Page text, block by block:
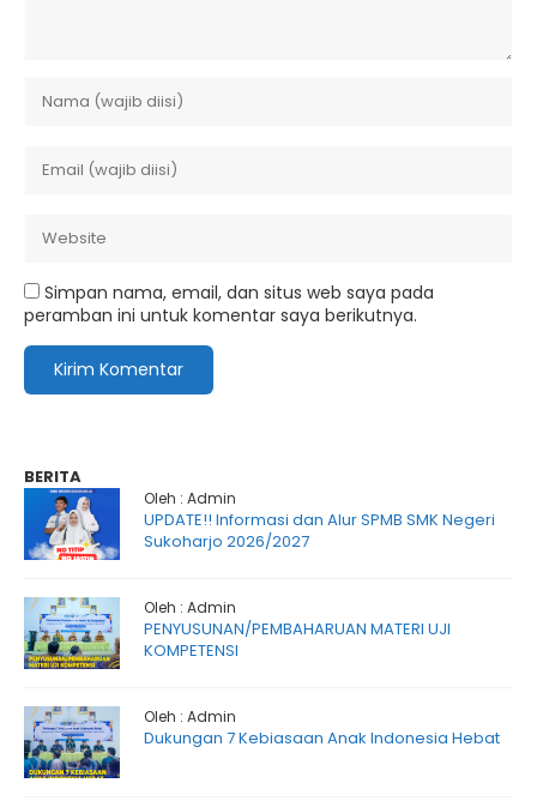
Simpan nama, email, dan situs web saya pada
peramban ini untuk komentar saya berikutnya.
BERITA
Oleh : Admin
UPDATE!! Informasi dan Alur SPMB SMK Negeri
Sukoharjo 2026/2027
Oleh : Admin
PENYUSUNAN/PEMBAHARUAN MATERI UJI
KOMPETENSI
Oleh : Admin
Dukungan 7 Kebiasaan Anak Indonesia Hebat